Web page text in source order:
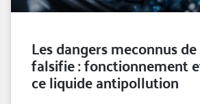
Les dangers meconnus
falsifie : fonctionnement
ce liquide antipollution